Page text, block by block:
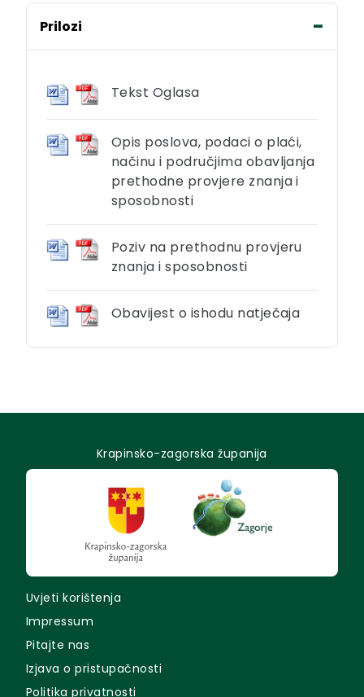
Prilozi
Tekst Oglasa
Opis poslova, podaci o plaći,
načinu i područjima obavljanja
prethodne provjere znanja i
sposobnosti
Poziv na prethodnu provjeru
znanja i sposobnosti
Obavijest o ishodu natječaja
Krapinsko-zagorska županija
Uvjeti korištenja
Impressum
Pitajte nas
Izjava o pristupačnosti
Politika privatnosti